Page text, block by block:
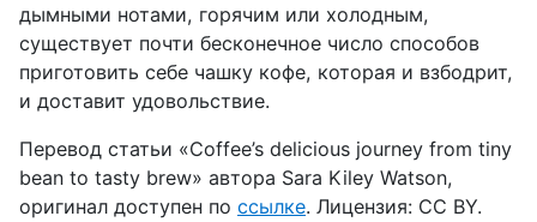
дымными нотами, горячим или холодным,
существует почти бесконечное число способов
приготовить себе чашку кофе, которая и взбодрит,
и доставит удовольствие.
Перевод статьи «Coffee’s delicious journey from tiny
bean to tasty brew» автора Sara Kiley Watson,
оригинал доступен по ссылке. Лицензия: CC BY.